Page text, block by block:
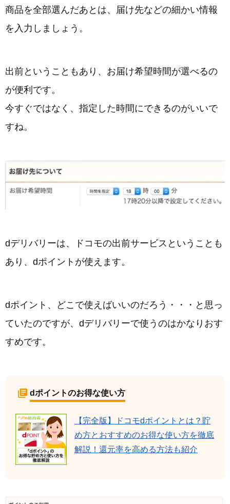
商品を全部選んだあとは、届け先などの細かい情報
を入力しましょう。
出前ということもあり、お届け希望時間が選べるの
が便利です。
今すぐではなく、指定した時間にできるのがいいで
すね。
dデリバリーは、ドコモの出前サービスということも
あり、dポイントが使えます。
dポイント、どこで使えばいいのだろう・・・と思っ
ていたのですが、dデリバリーで使うのはかなりおす
すめです。
dポイントのお得な使い方
【完全版】ドコモdポイントとは？貯
め方とおすすめのお得な使い方を徹底
解説！還元率を高める方法も紹介